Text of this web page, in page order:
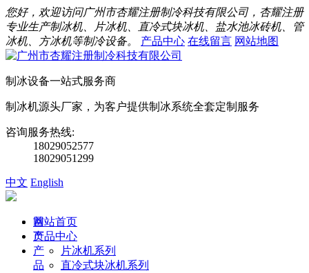
您好，欢迎访问广州市杏耀注册制冷科技有限公司，杏耀注册
专业生产制冰机、片冰机、直冷式块冰机、盐水池冰砖机、管
冰机、方冰机等制冷设备。
产品中心 在线留言 网站地图
制冰设备一站式服务商
制冰机源头厂家，为客户提供制冰系统全套定制服务
咨询服务热线:
18029052577
18029051299
中文 English
首
页
产
品
网站首页
产品中心
片冰机系列
直冷式块冰机系列